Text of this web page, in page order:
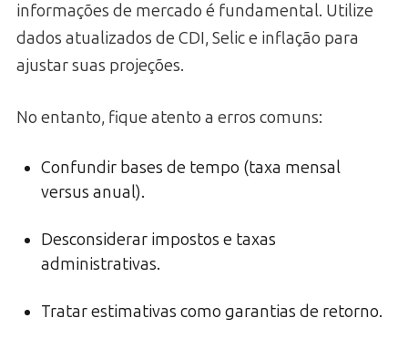
informações de mercado é fundamental. Utilize
dados atualizados de CDI, Selic e inflação para
ajustar suas projeções.
No entanto, fique atento a erros comuns:
Confundir bases de tempo (taxa mensal
versus anual).
Desconsiderar impostos e taxas
administrativas.
Tratar estimativas como garantias de retorno.